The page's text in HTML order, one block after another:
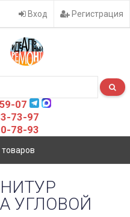
Вход Регистрация
07
73-97
78-93
УГЛОВОЙ